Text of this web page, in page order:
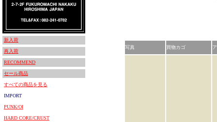
新入荷
再入荷
RECOMMEND
セール商品
すべての商品を見る
IMPORT
PUNK/OI
HARD CORE/CRUST
写真 買物カゴ